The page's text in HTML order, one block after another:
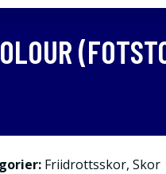
Friidrottsskor, Skor